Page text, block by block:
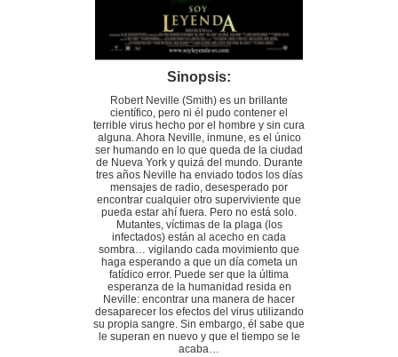
Sinopsis:
Robert Neville (Smith) es un brillante
científico, pero ni él pudo contener el
terrible virus hecho por el hombre y sin cura
alguna. Ahora Neville, inmune, es el único
ser humando en lo que queda de la ciudad
de Nueva York y quizá del mundo. Durante
tres años Neville ha enviado todos los días
mensajes de radio, desesperado por
encontrar cualquier otro superviviente que
pueda estar ahí fuera. Pero no está solo.
Mutantes, víctimas de la plaga (los
infectados) están al acecho en cada
sombra… vigilando cada movimiento que
haga esperando a que un día cometa un
fatídico error. Puede ser que la última
esperanza de la humanidad resida en
Neville: encontrar una manera de hacer
desaparecer los efectos del virus utilizando
su propia sangre. Sin embargo, él sabe que
le superan en nuevo y que el tiempo se le
acaba…